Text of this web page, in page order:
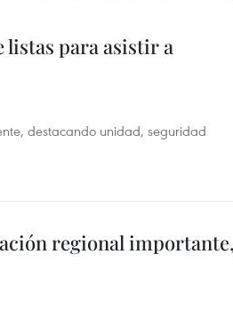
listas para asistir a
destacando unidad, seguridad
regional importante,